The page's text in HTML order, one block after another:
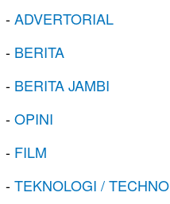
-ADVERTORIAL
- BERITA
- BERITA JAMBI
-OPINI
- FILM
-TEKNOLOGI / TECHNO